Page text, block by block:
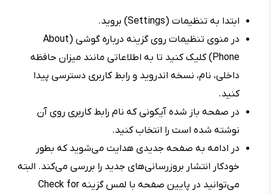
ابتدا به تنظیمات (Settings) بروید.
در منوی تنظیمات روی گزینه درباره گوشی (About
Phone) کلیک کنید تا به اطلاعاتی مانند میزان حافظه
داخلی، نام، نسخه اندروید و رابط کاربری دسترسی پیدا
کنید.
در صفحه باز شده آیکونی که نام رابط کاربری روی آن
نوشته شده است را انتخاب کنید.
در ادامه به صفحه جدیدی هدایت می‌شوید که بطور
خودکار انتشار بروزرسانی‌های جدید را بررسی می‌کند. البته
می‌توانید در پایین صفحه با لمس گزینه Check for